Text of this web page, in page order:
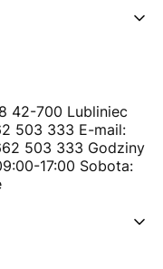
42-700 Lubliniec
503 333 E-mail:
503 333 Godziny
17:00 Sobota: